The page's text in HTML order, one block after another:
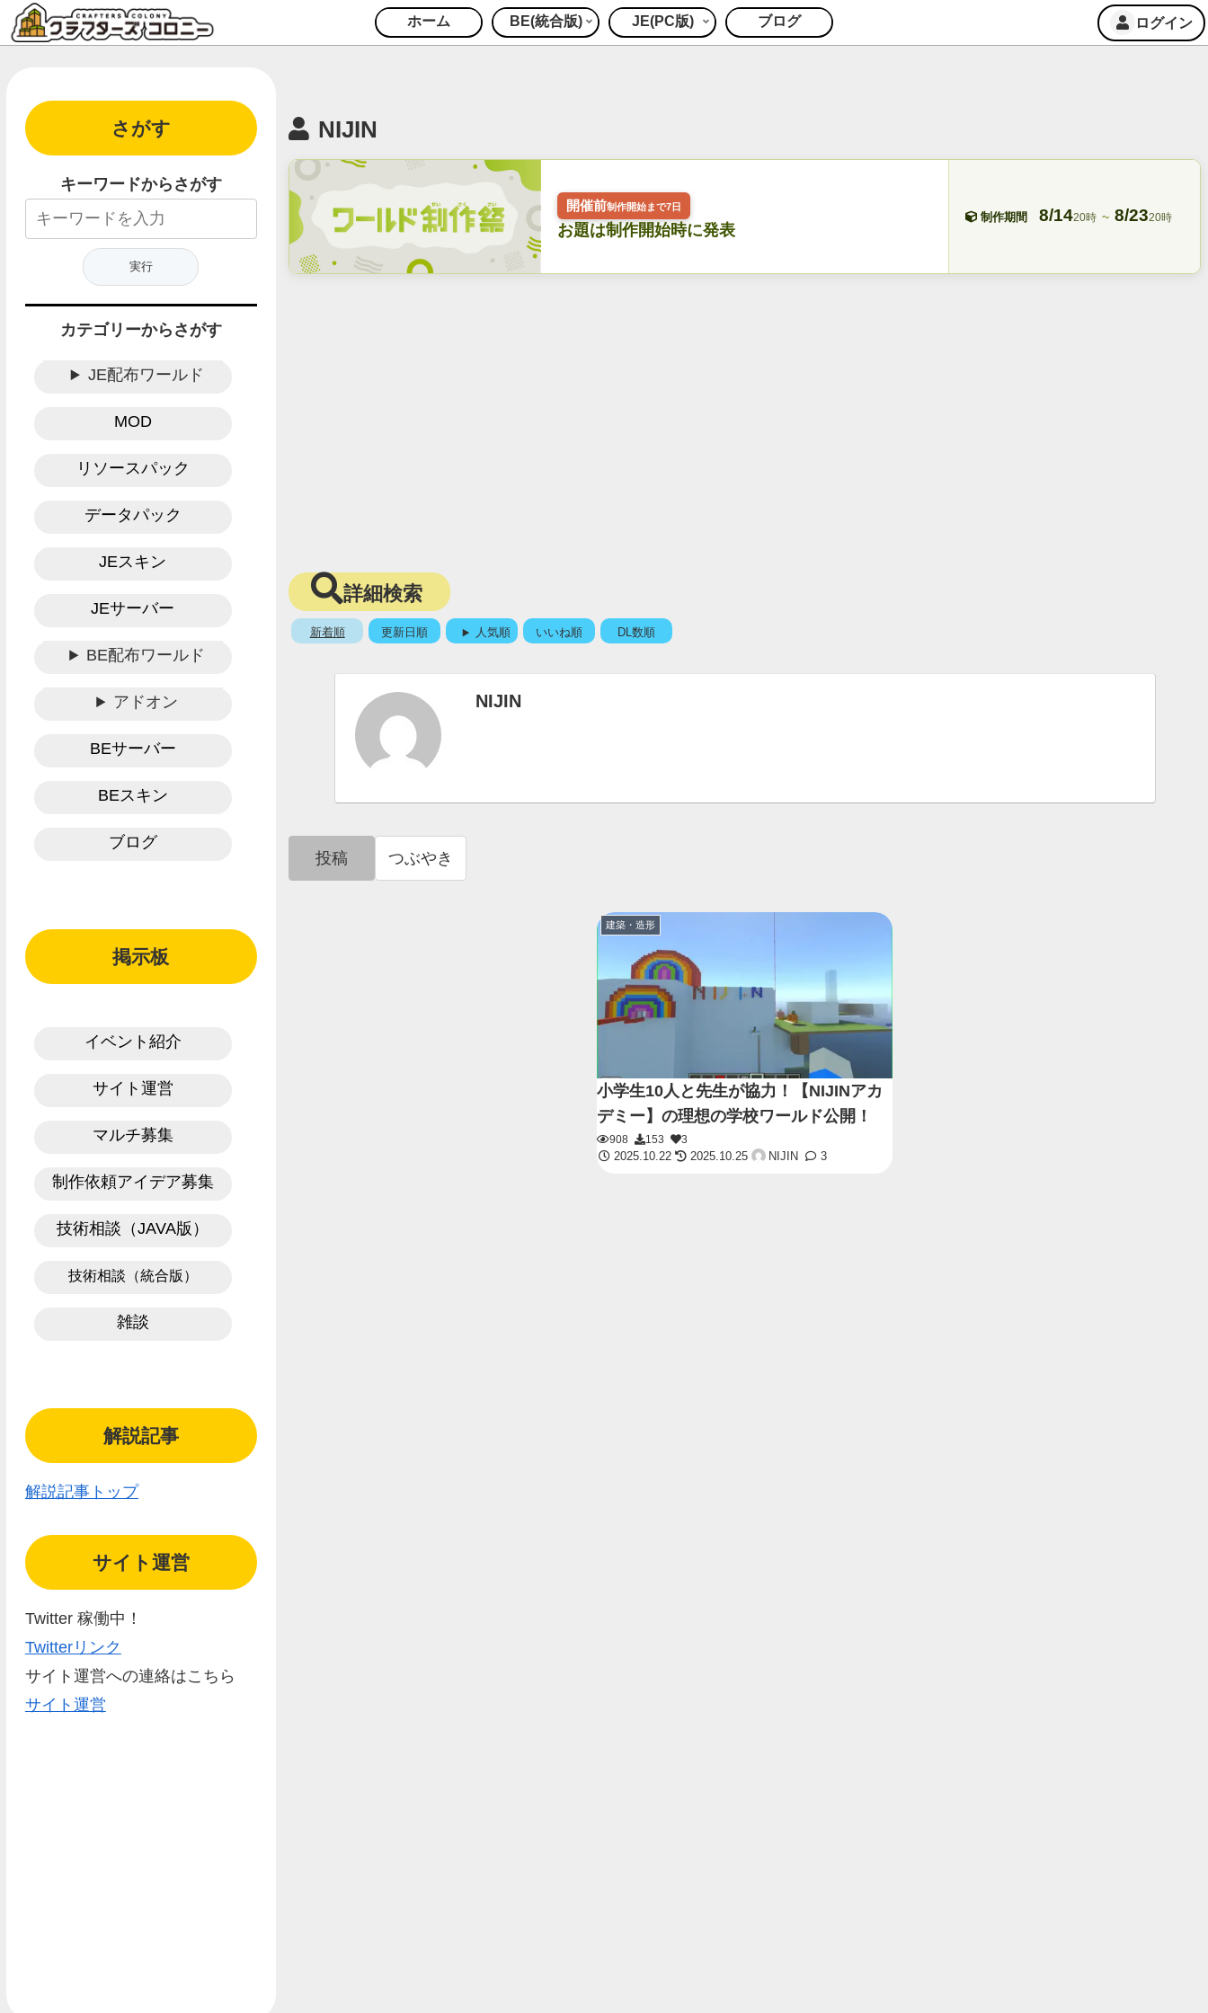
ホーム BE(統合版) JE(PC版) ブログ ログイン
NIJIN
開催前制作開始まで7日
お題は制作開始時に発表
制作期間 8/1420時 ~ 8/2320時
詳細検索
新着順 更新日順 人気順 いいね順 DL数順
NIJIN
投稿 つぶやき
建築・造形
小学生10人と先生が協力！【NIJINアカ
デミー】の理想の学校ワールド公開！
908 153
3
2025.10.22
2025.10.25 NIJIN 3
さがす
キーワードからさがす
カテゴリーからさがす
JE配布ワールド
MOD
リソースパック
データパック
JEスキン
JEサーバー
BE配布ワールド
アドオン
BEサーバー
BEスキン
ブログ
掲示板
イベント紹介
サイト運営
マルチ募集
制作依頼アイデア募集
技術相談（JAVA版）
技術相談（統合版）
雑談
解説記事
解説記事トップ
サイト運営
Twitter 稼働中！
Twitterリンク
サイト運営への連絡はこちら
サイト運営